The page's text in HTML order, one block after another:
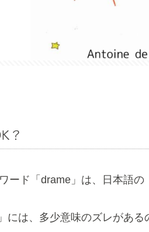
？
ード「drame」は、日本語
には、多少意味のズレがあ